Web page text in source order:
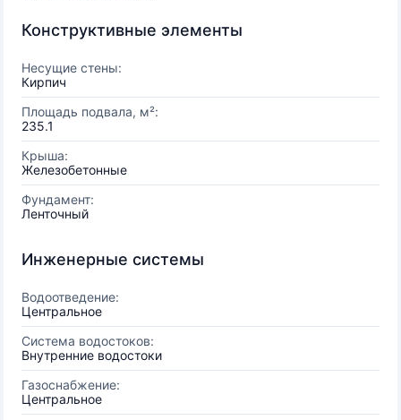
Конструктивные элементы
Несущие стены:
Кирпич
Площадь подвала, м²:
235.1
Крыша:
Железобетонные
Фундамент:
Ленточный
Инженерные системы
Водоотведение:
Центральное
Система водостоков:
Внутренние водостоки
Газоснабжение:
Центральное